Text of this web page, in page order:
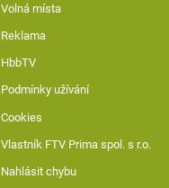
Volná místa
Reklama
HbbTV
Podmínky užívání
Cookies
Vlastník FTV Prima spol. s r.o.
Nahlásit chybu